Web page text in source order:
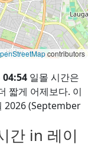
contributors
04:54 일몰 시간은
짧게 어제보다. 이
2026 (September
간 in 레이